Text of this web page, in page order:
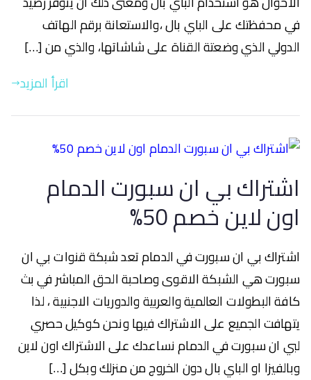
في محفظتك على الباي بال ،والاستعانة برقم الهاتف
الدولي الذي وضعتة القناة على شاشاتها، والذي من […]
اقرأ المزيد
اشتراك بي ان سبورت الدمام
اون لاين خصم 50%
اشتراك بي ان سبورت في الدمام تعد شبكة قنوات بي ان
سبورت هي الشبكة الاقوى وصاحبة الحق المباشر في بث
كافة البطولات العالمية والعربية والدوريات الاجنبية ، لذا
يتهافت الجميع على الاشتراك فيها ونحن كوكيل حصري
لبي ان سبورت في الدمام نساعدك على الاشتراك اون لاين
وبالفيزا او الباي بال دون الخروج من منزلك وبكل […]